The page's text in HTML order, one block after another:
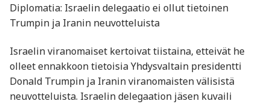
Diplomatia: Israelin delegaatio ei ollut tietoinen
Trumpin ja Iranin neuvotteluista
Israelin viranomaiset kertoivat tiistaina, etteivät he
olleet ennakkoon tietoisia Yhdysvaltain presidentti
Donald Trumpin ja Iranin viranomaisten välisistä
neuvotteluista. Israelin delegaation jäsen kuvaili